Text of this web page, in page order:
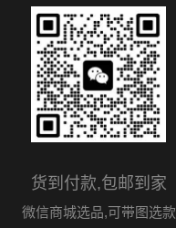
货到付款,包邮到家
微信商城选品,可带图选款